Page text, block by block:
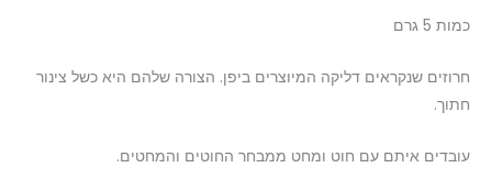
כמות 5 גרם
חרוזים שנקראים דליקה המיוצרים ביפן. הצורה שלהם היא כשל צינור
חתוך.
עובדים איתם עם חוט ומחט ממבחר החוטים והמחטים.